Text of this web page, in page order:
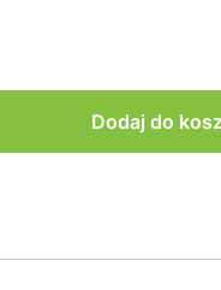
Dodaj do